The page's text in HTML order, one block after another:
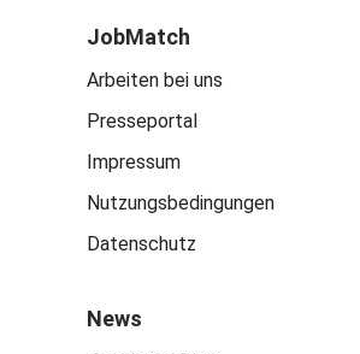
JobMatch
Arbeiten bei uns
Presseportal
Impressum
Nutzungsbedingungen
Datenschutz
News